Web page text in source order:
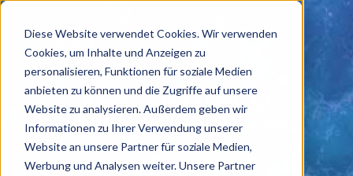
Diese Website verwendet Cookies. Wir verwenden
Cookies, um Inhalte und Anzeigen zu
personalisieren, Funktionen für soziale Medien
anbieten zu können und die Zugriffe auf unsere
Website zu analysieren. Außerdem geben wir
Informationen zu Ihrer Verwendung unserer
Website an unsere Partner für soziale Medien,
Werbung und Analysen weiter. Unsere Partner